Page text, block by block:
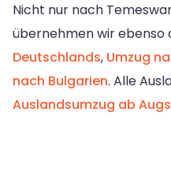
Nicht nur nach
übernehmen wir ebenso
Deutschlands, Umzug
nach Bulgarien. Alle
Auslandsumzug ab